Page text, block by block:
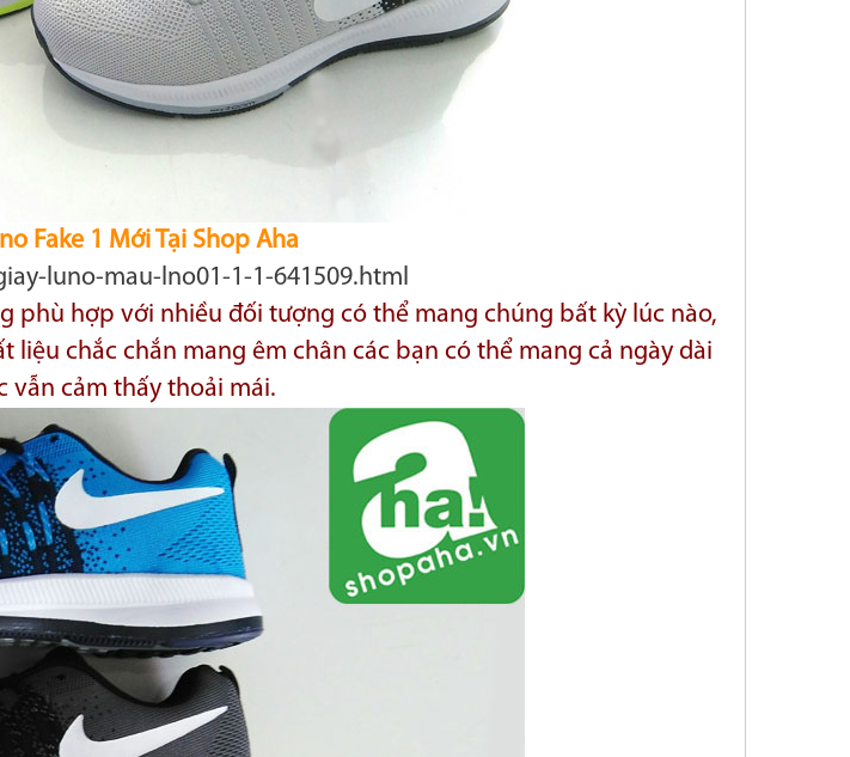
Fake 1 Mới Tại Shop Aha
luno-mau-lno01-1-1-641509.html
phù hợp với nhiều đối tượng có thể mang chúng bất kỳ lúc nào,
chắc chắn mang êm chân các bạn có thể mang cả ngày dài
vẫn cảm thấy thoải mái.